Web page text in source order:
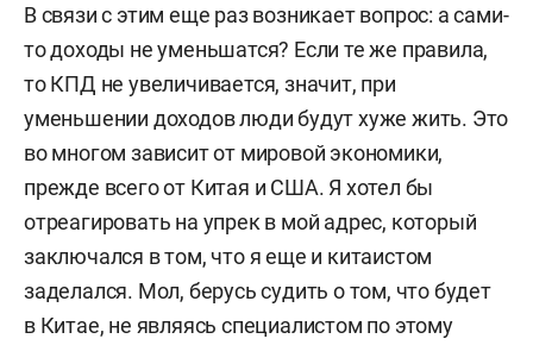
В связи с этим еще раз возникает вопрос: а сами-
то доходы не уменьшатся? Если те же правила,
то КПД не увеличивается, значит, при
уменьшении доходов люди будут хуже жить. Это
во многом зависит от мировой экономики,
прежде всего от Китая и США. Я хотел бы
отреагировать на упрек в мой адрес, который
заключался в том, что я еще и китаистом
заделался. Мол, берусь судить о том, что будет
в Китае, не являясь специалистом по этому